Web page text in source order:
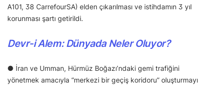
A101, 38 CarrefourSA) elden çıkarılması ve istihdamın 3 yıl
korunması şartı getirildi.
Devr-i Alem: Dünyada Neler Oluyor?
● İran ve Umman, Hürmüz Boğazı’ndaki gemi trafiğini
yönetmek amacıyla “merkezi bir geçiş koridoru” oluşturmayı